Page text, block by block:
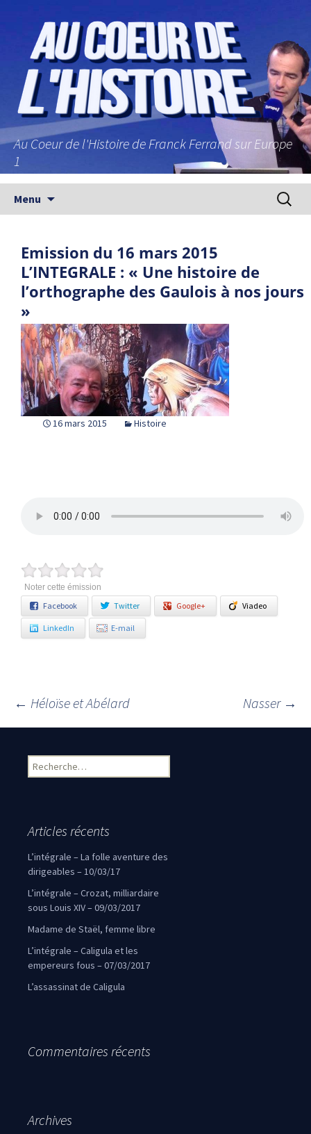
Au Coeur de l'Histoire de Franck Ferrand sur Europe
1
Menu
Emission du 16 mars 2015
L’INTEGRALE : « Une histoire de
l’orthographe des Gaulois à nos jours
»
16 mars 2015 Histoire
Noter cette émission
Facebook Twitter Google+ Viadeo
LinkedIn E-mail
Navigation des articles
← Héloïse et Abélard Nasser →
Rechercher :
Articles récents
L’intégrale – La folle aventure des
dirigeables – 10/03/17
L’intégrale – Crozat, milliardaire
sous Louis XIV – 09/03/2017
Madame de Staël, femme libre
L’intégrale – Caligula et les
empereurs fous – 07/03/2017
L’assassinat de Caligula
Commentaires récents
Archives